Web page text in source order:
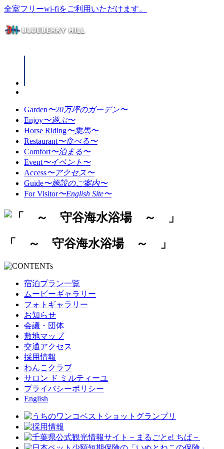
全室フリーwi-fiをご利用いただけます。
Garden〜20万坪のガーデン〜
Enjoy〜遊ぶ〜
Horse Riding〜乗馬〜
Restaurant〜食べる〜
Comfort〜泊まる〜
Event〜イベント〜
Access〜アクセス〜
Guide〜施設のご案内〜
For Visitor〜English Site〜
「 ～ 守谷海水浴場 ～ 」
宿泊プラン一覧
ムービーギャラリー
フォトギャラリー
お知らせ
会議・団体
敷地マップ
交通アクセス
採用情報
わんこクラブ
サロン ド ミルティーユ
プライバシーポリシー
English